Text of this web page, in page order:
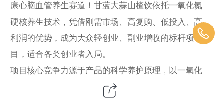
康心脑血管养生赛道！甘蓝大蒜山楂饮依托一氧化氮
硬核养生技术，凭借刚需市场、高复购、低投入、高
利润的优势，成为大众轻创业、副业增收的标杆项
目，适合各类创业者入局。
项目核心竞争力源于产品的科学养护原理，以一氧化
氮心脑血管养护为核心，融合三大药食同源食材优势